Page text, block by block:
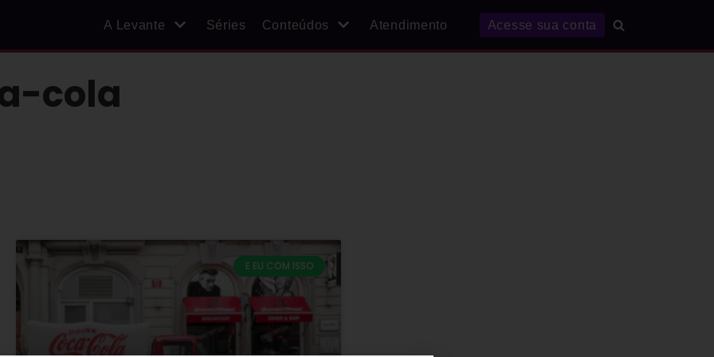
A Levante Séries Conteúdos Atendimento Acesse sua conta
cola
E EU COM ISSO